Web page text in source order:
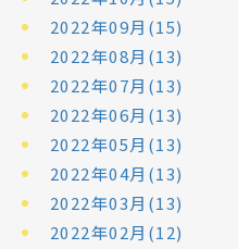
2022年09月(15)
2022年08月(13)
2022年07月(13)
2022年06月(13)
2022年05月(13)
2022年04月(13)
2022年03月(13)
2022年02月(12)